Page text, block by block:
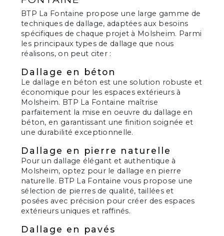
BTP La Fontaine propose une large gamme de
techniques de dallage, adaptées aux besoins
spécifiques de chaque projet à Molsheim. Parmi
les principaux types de dallage que nous
réalisons, on peut citer :
Dallage en béton
Le dallage en béton est une solution robuste et
économique pour les espaces extérieurs à
Molsheim. BTP La Fontaine maîtrise
parfaitement la mise en oeuvre du dallage en
béton, en garantissant une finition soignée et
une durabilité exceptionnelle.
Dallage en pierre naturelle
Pour un dallage élégant et authentique à
Molsheim, optez pour le dallage en pierre
naturelle. BTP La Fontaine vous propose une
sélection de pierres de qualité, taillées et
posées avec précision pour créer des espaces
extérieurs uniques et raffinés.
Dallage en pavés